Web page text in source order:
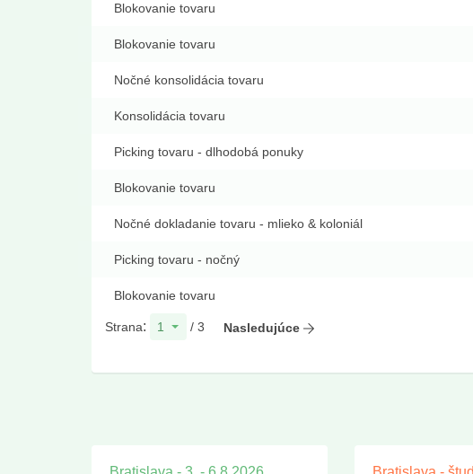
Blokovanie tovaru
Blokovanie tovaru
Nočné konsolidácia tovaru
Konsolidácia tovaru
Picking tovaru - dlhodobá ponuky
Blokovanie tovaru
Nočné dokladanie tovaru - mlieko & koloniál
Picking tovaru - nočný
Blokovanie tovaru
Strana: / 3 Nasledujúce